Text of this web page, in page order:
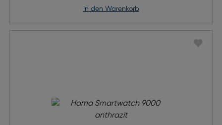
in den Warenkorb